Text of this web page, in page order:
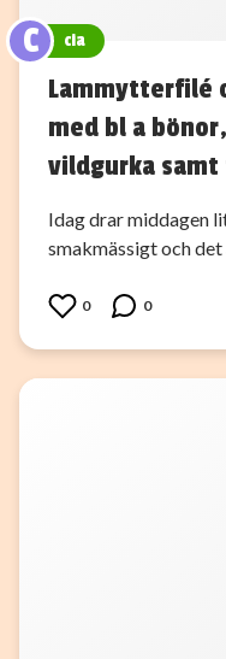
C cia
Lammytterfilé
med bl a
vildgurka samt
Idag drar middagen
smakmässigt och
0 0